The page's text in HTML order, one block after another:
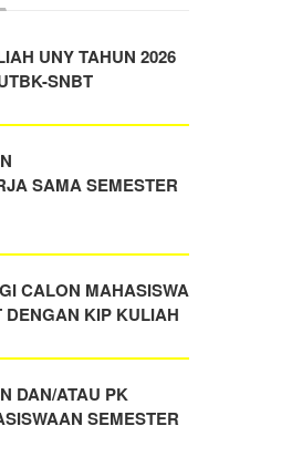
UNY TAHUN 2026
SNBT
SAMA SEMESTER
CALON MAHASISWA
KIP KULIAH
DAN/ATAU PK
SEMESTER